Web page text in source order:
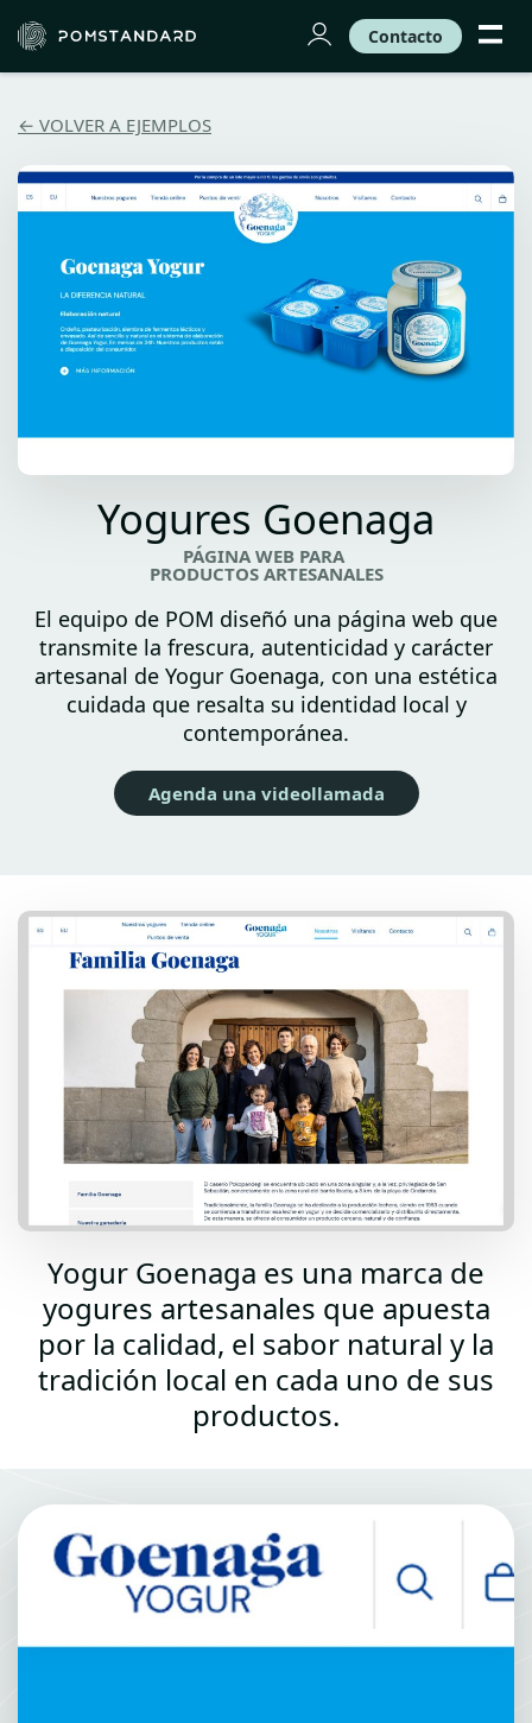
Contacto
← VOLVER A EJEMPLOS
Yogures Goenaga
PÁGINA WEB PARA
PRODUCTOS ARTESANALES
El equipo de POM diseñó una página web que
transmite la frescura, autenticidad y carácter
artesanal de Yogur Goenaga, con una estética
cuidada que resalta su identidad local y
contemporánea.
Agenda una videollamada
Yogur Goenaga es una marca de
yogures artesanales que apuesta
por la calidad, el sabor natural y la
tradición local en cada uno de sus
productos.